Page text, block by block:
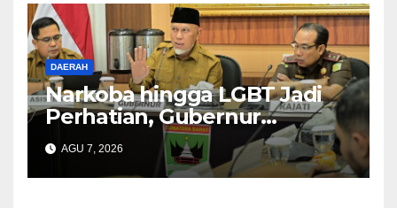
DAERAH
Narkoba hingga LGBT Jadi
Perhatian, Gubernur
Mahyeldi Perkuat Sinergi
AGU 7, 2026